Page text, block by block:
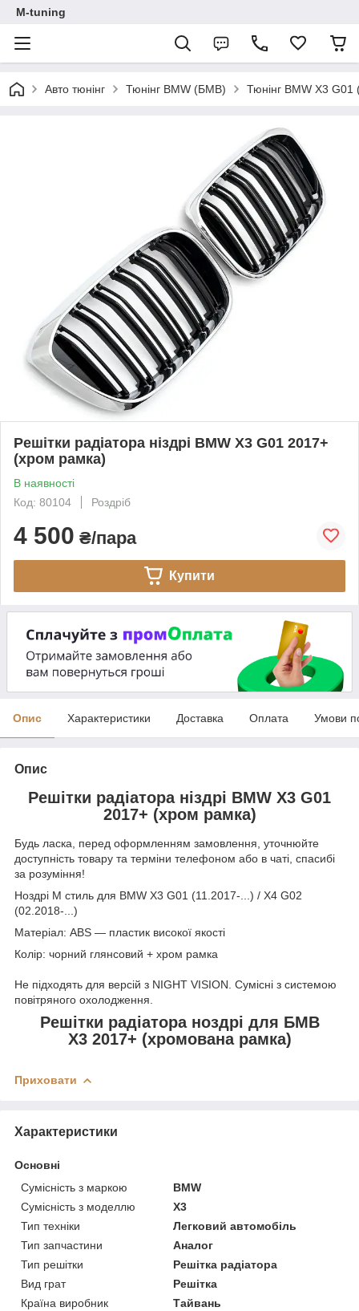
M-tuning
Авто тюнінг Тюнінг BMW (БМВ) Тюнінг BMW X3 G01
Решітки радіатора ніздрі BMW X3 G01 2017+
(хром рамка)
В наявності
Код: 80104
Роздріб
4 500 ₴/пара
Купити
Опис Характеристики Доставка Оплата Умови
Опис
Решітки радіатора ніздрі BMW X3 G01
2017+ (хром рамка)
Будь ласка, перед оформленням замовлення, уточнюйте
доступність товару та терміни телефоном або в чаті, спасибі
за розуміння!
Ноздрі M стиль для BMW X3 G01 (11.2017-...) / X4 G02
(02.2018-...)
Матеріал: ABS — пластик високої якості
Колір: чорний глянсовий + хром рамка
Не підходять для версій з NIGHT VISION. Сумісні з системою
повітряного охолодження.
Решітки радіатора ноздрі для БМВ
Х3 2017+ (хромована рамка)
Приховати
Характеристики
Основні
Сумісність з маркою
BMW
Сумісність з моделлю
X3
Тип техніки
Легковий автомобіль
Тип запчастини
Аналог
Тип решітки
Решітка радіатора
Вид грат
Решітка
Країна виробник
Тайвань